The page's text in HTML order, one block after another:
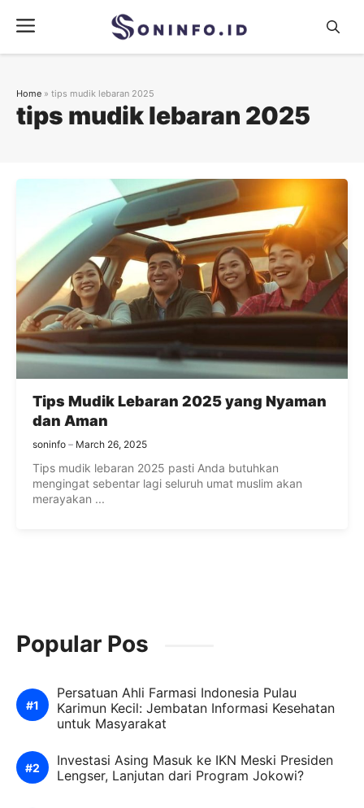
content
Menu
tips mudik lebaran 2025
Home » tips mudik lebaran 2025
Tips Mudik Lebaran 2025 yang Nyaman
dan Aman
soninfo March 26, 2025
Tips mudik lebaran 2025 pasti Anda butuhkan
mengingat sebentar lagi seluruh umat muslim akan
merayakan ...
Popular Pos
Persatuan Ahli Farmasi Indonesia Pulau
Karimun Kecil: Jembatan Informasi Kesehatan
untuk Masyarakat
Investasi Asing Masuk ke IKN Meski Presiden
Lengser, Lanjutan dari Program Jokowi?